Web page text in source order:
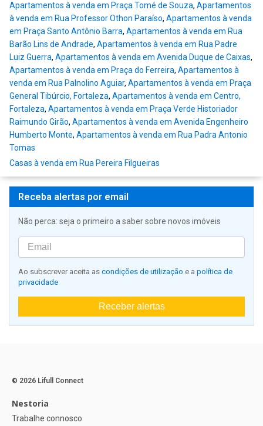
Apartamentos à venda em Praça Tomé de Souza, Apartamentos
à venda em Rua Professor Othon Paraíso, Apartamentos à venda
em Praça Santo Antônio Barra, Apartamentos à venda em Rua
Barão Lins de Andrade, Apartamentos à venda em Rua Padre
Luiz Guerra, Apartamentos à venda em Avenida Duque de Caixas,
Apartamentos à venda em Praça do Ferreira, Apartamentos à
venda em Rua Palnolino Aguiar, Apartamentos à venda em Praça
General Tibúrcio, Fortaleza, Apartamentos à venda em Centro,
Fortaleza, Apartamentos à venda em Praça Verde Historiador
Raimundo Girão, Apartamentos à venda em Avenida Engenheiro
Humberto Monte, Apartamentos à venda em Rua Padra Antonio
Tomas
Casas à venda em Rua Pereira Filgueiras
Receba alertas por email
Não perca: seja o primeiro a saber sobre novos imóveis
Ao subscrever aceita as condições de utilização e a política de
privacidade
Receber alertas
© 2026 Lifull Connect
Nestoria
Trabalhe connosco